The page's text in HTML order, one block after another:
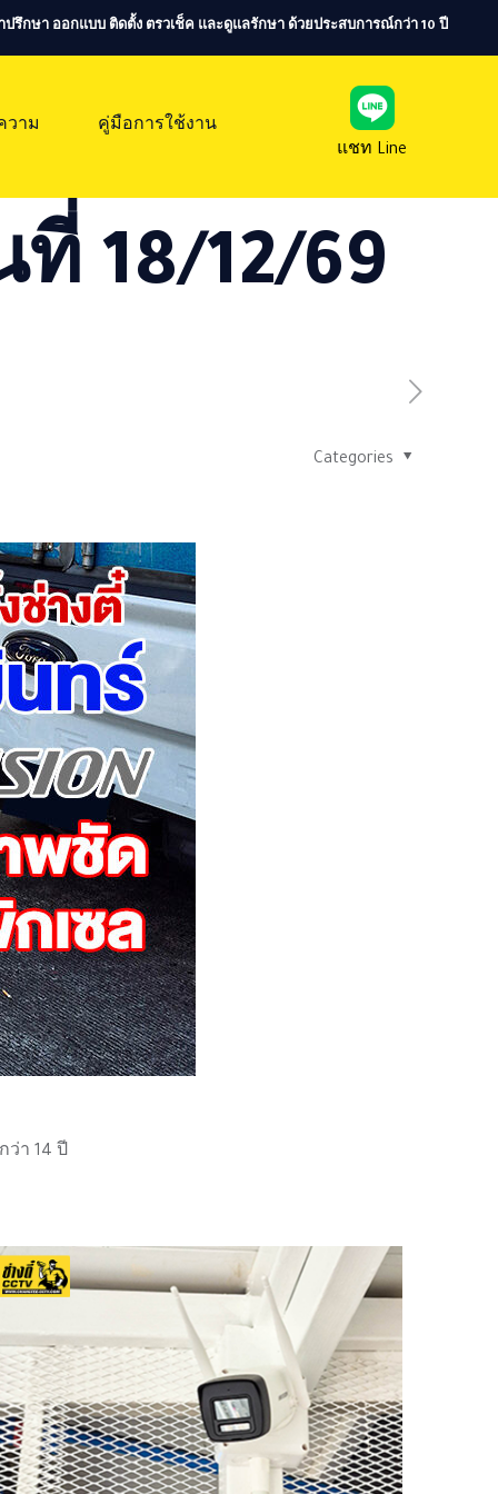
ปรึกษา ออกแบบ ติดตั้ง ตรวเช็ค และดูแลรักษา ด้วยประสบการณ์กว่า 10 ปี
วาม
คู่มือการใช้งาน
แชท Line
18/12/69
Categories
า 14 ปี